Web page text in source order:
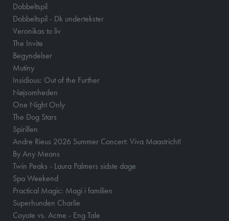
Dobbeltspil
Dobbeltspil - Dk undertekster
Veronikas to liv
The Invite
Begyndelser
Mutiny
Insidious: Out of the Further
Nøjsomheden
One Night Only
The Dog Stars
Spirillen
Andre Rieus 2026 Summer Concert: Viva Maastricht!
By Any Means
Twin Peaks - Laura Palmers sidste dage
Spa Weekend
Practical Magic: Magi i familien
Superhunden Charlie
Coyote vs. Acme - Eng Tale